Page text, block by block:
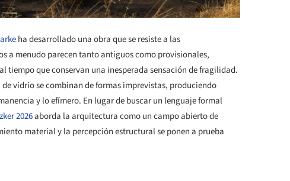
ha desarrollado una obra que se resiste a las
a menudo parecen tanto antiguos como provisionales,
tiempo que conservan una inesperada sensación de fragilidad.
vidrio se combinan de formas imprevistas, produciendo
y lo efímero. En lugar de buscar un lenguaje formal
2026aborda la arquitectura como un campo abierto de
material y la percepción estructural se ponen a prueba